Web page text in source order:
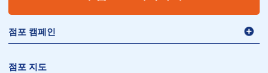
점포 캠페인
점포 지도